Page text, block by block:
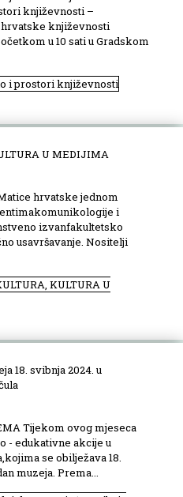
književnosti –
književnosti
u 10 sati u Gradskom
i prostori književnosti
U MEDIJIMA
hrvatske jednom
i
izvanfakultetsko
usavršavanje. Nositelji
KULTURA U
18. svibnja 2024. u
Tijekom ovog mjeseca
- edukativne akcije u
se obilježava 18.
muzeja. Prema...